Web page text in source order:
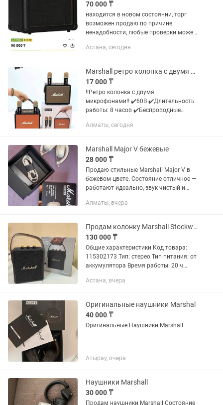
70 000 ₸
находится в новом состоянии, торг
возможен продаю по причине
ненадобности, любые проверки можете
Астана, сегодня
Marshall ретро колонка с двумя микрофонами
17 000 ₸
‼️Ретро колонка с двумя
микрофонами‼️ ✔️60В ✔️Длительность
работы: 8 часов ✔️Беспроводные
Bluetooth ✔️Type-C разъем
✅Цена...
Алматы, сегодня
Marshall Major V бежевые
28 000 ₸
Продаю стильные Marshall Major V в
бежевом цвете. Состояние отличное —
работают идеально, звук чистый и
подключение стабильное. Без
Алматы, вчера
Продам колонку Marshall Stockwell II Black Brass - НОВАЯ
130 000 ₸
Общие характеристики Код товара:
115302173 Тип: стерео Тип питания: от
аккумулятора Время работы: 20 ч
Интерфейсы: USB Размеры:
Астана, вчера
Оригинальные наушники Marshal
40 000 ₸
Оригинальные Наушники Marshall
Атырау, вчера
Наушники Marshall
30 000 ₸
Продам наушники Marshall Состояние